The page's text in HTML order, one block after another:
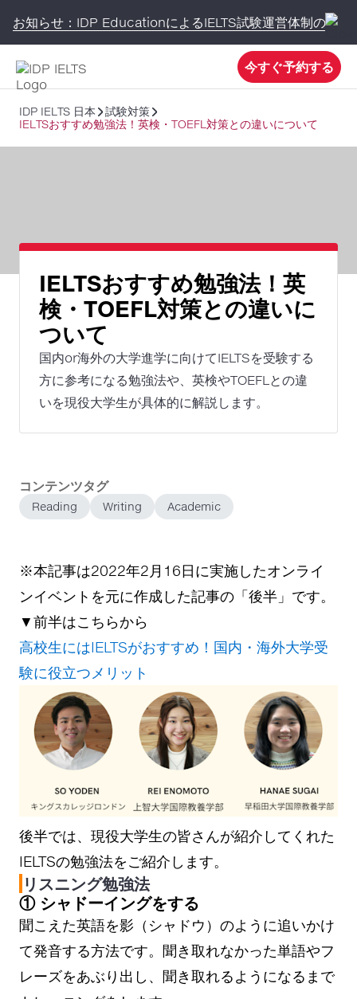
お知らせ：IDP EducationによるIELTS試験運営体制の変更
今すぐ予約する
IDP IELTS 日本
試験対策
IELTSおすすめ勉強法！英検・TOEFL対策との違いについて
IELTSおすすめ勉強法！英
検・TOEFL対策との違いに
ついて
国内or海外の大学進学に向けてIELTSを受験する
方に参考になる勉強法や、英検やTOEFLとの違
いを現役大学生が具体的に解説します。
コンテンツタグ
Reading Writing Academic
※本記事は2022年2月16日に実施したオンライ
ンイベントを元に作成した記事の「後半」です。
▼前半はこちらから
高校生にはIELTSがおすすめ！国内・海外大学受
験に役立つメリット
後半では、現役大学生の皆さんが紹介してくれた
IELTSの勉強法をご紹介します。
リスニング勉強法
① シャドーイングをする
聞こえた英語を影（シャドウ）のように追いかけ
て発音する方法です。聞き取れなかった単語やフ
レーズをあぶり出し、聞き取れるようになるまで